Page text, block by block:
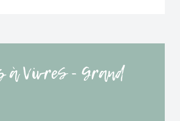
à VivreS - Grand